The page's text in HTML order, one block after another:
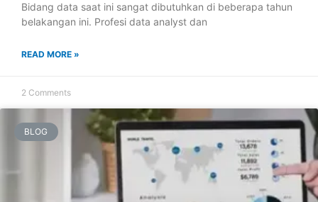
Bidang data saat ini sangat dibutuhkan di beberapa tahun
belakangan ini. Profesi data analyst dan
READ MORE »
2 Comments
BLOG